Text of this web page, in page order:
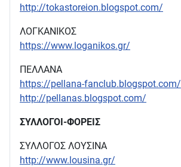
http://tokastoreion.blogspot.com/
ΛΟΓΚΑΝΙΚΟΣ
https://www.loganikos.gr/
ΠΕΛΛΑΝΑ
https://pellana-fanclub.blogspot.com/
http://pellanas.blogspot.com/
ΣΥΛΛΟΓΟΙ-ΦΟΡΕΙΣ
ΣΥΛΛΟΓΟΣ ΛΟΥΣΙΝΑ
http://www.lousina.gr/